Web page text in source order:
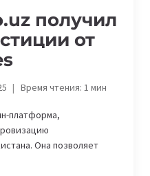
получил
от
Время чтения: 1мин
платформа,
Она позволяет